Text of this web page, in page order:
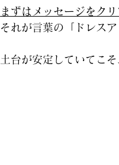
まずはメッセージをク
それが言葉の「ドレスア
土台が安定していてこ